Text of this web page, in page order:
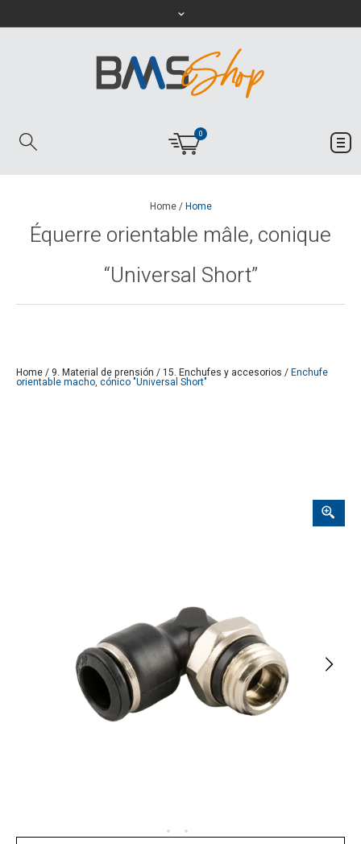
0
Home/Home
Équerre orientable mâle, conique
“Universal Short”
Home/ 9. Material de prensión /15. Enchufes y accesorios /Enchufe
orientable macho, cónico "Universal Short"